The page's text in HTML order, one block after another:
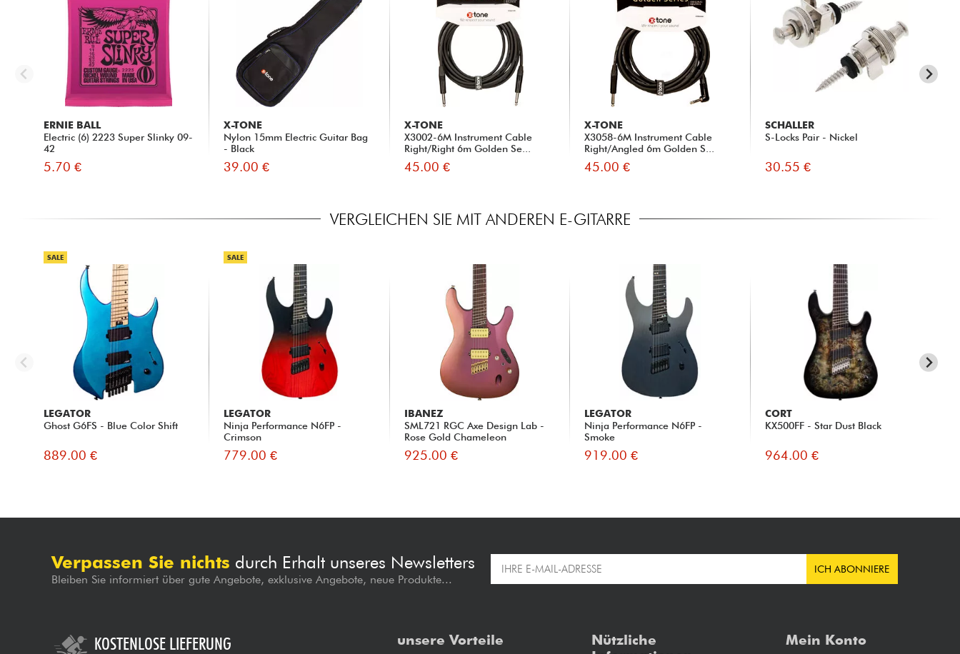
ERNIE BALL
Electric (6) 2223 Super Slinky 09-
42
5.70 €
X-TONE
Nylon 15mm Electric Guitar Bag
- Black
39.00 €
X-TONE
X3002-6M Instrument Cable
Right/Right 6m Golden Se...
45.00 €
X-TONE
X3058-6M Instrument Cable
Right/Angled 6m Golden S...
45.00 €
SCHALLER
S-Locks Pair - Nickel
30.55 €
VERGLEICHEN SIE MIT ANDEREN E-GITARRE
SALE
LEGATOR
Ghost G6FS - Blue Color Shift
889.00 €
SALE
LEGATOR
Ninja Performance N6FP -
Crimson
779.00 €
IBANEZ
SML721 RGC Axe Design Lab -
Rose Gold Chameleon
925.00 €
LEGATOR
Ninja Performance N6FP -
Smoke
919.00 €
CORT
KX500FF - Star Dust Black
964.00 €
Verpassen Sie nichts durch Erhalt unseres Newsletters
Bleiben Sie informiert über gute Angebote, exklusive Angebote, neue Produkte...
ICH ABONNIERE
KOSTENLOSE LIEFERUNG unsere Vorteile
Nützliche
Mein Konto